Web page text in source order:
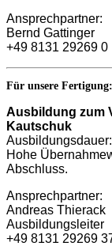
Ansprechpartner:
Bernd Gattinger
+49 8131 29269 0
Für unsere Fertigung:
Ausbildung zum
Kautschuk
Hohe
Abschluss.
Ansprechpartner:
Andreas Thierack
Ausbildungsleiter
+49 8131 29269